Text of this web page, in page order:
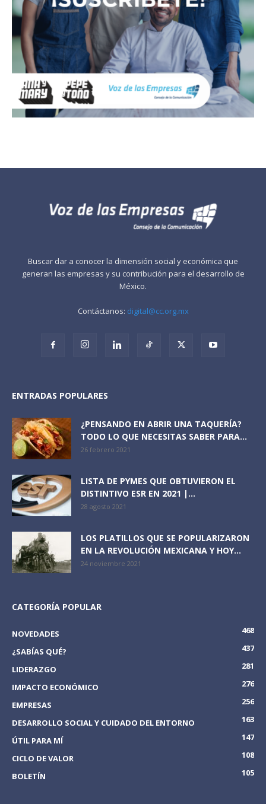
Buscar dar a conocer la dimensión social y económica que
generan las empresas y su contribución para el desarrollo de
México.
Contáctanos: digital@cc.org.mx
ENTRADAS POPULARES
¿PENSANDO EN ABRIR UNA TAQUERÍA?
TODO LO QUE NECESITAS SABER PARA...
26 febrero 2021
LISTA DE PYMES QUE OBTUVIERON EL
DISTINTIVO ESR EN 2021 |...
28 agosto 2021
LOS PLATILLOS QUE SE POPULARIZARON
EN LA REVOLUCIÓN MEXICANA Y HOY...
24 noviembre 2021
CATEGORÍA POPULAR
NOVEDADES
468
¿SABÍAS QUÉ?
437
LIDERAZGO
281
IMPACTO ECONÓMICO
276
EMPRESAS
256
DESARROLLO SOCIAL Y CUIDADO DEL ENTORNO
163
ÚTIL PARA MÍ
147
CICLO DE VALOR
108
BOLETÍN
105